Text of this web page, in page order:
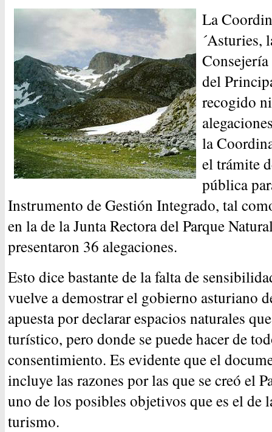
La
´Asturies,
del
recogido
la
el trámite
pública
Instrumento de Gestión Integrado, tal
en la de la Junta Rectora del Parque
presentaron 36 alegaciones.
Esto dice bastante de la falta de
vuelve a demostrar el gobierno asturiano
apuesta por declarar espacios naturales
turístico, pero donde se puede hacer de
consentimiento. Es evidente que el
incluye las razones por las que se creó el
uno de los posibles objetivos que es el de
turismo.